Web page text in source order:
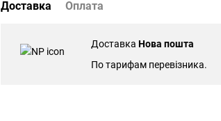
Доставка Оплата
Доставка Нова пошта
По тарифам перевізника.